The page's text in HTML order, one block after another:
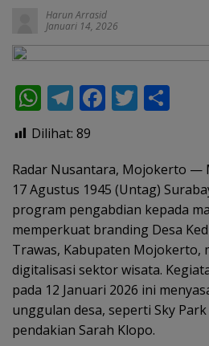
Harun Arrasid
Januari 14, 2026
W
h
at
s
A
p
p
T
el
e
gr
a
m
F
b
o
o
k
T
er e
Dilihat: 89
Radar Nusantara, Mojokerto —
17 Agustus 1945 (Untag)
program pengabdian kepada
memperkuat branding Desa
Trawas, Kabupaten Mojokerto,
digitalisasi sektor wisata.
pada 12 Januari 2026 ini
unggulan desa, seperti Sky
pendakian Sarah Klopo.